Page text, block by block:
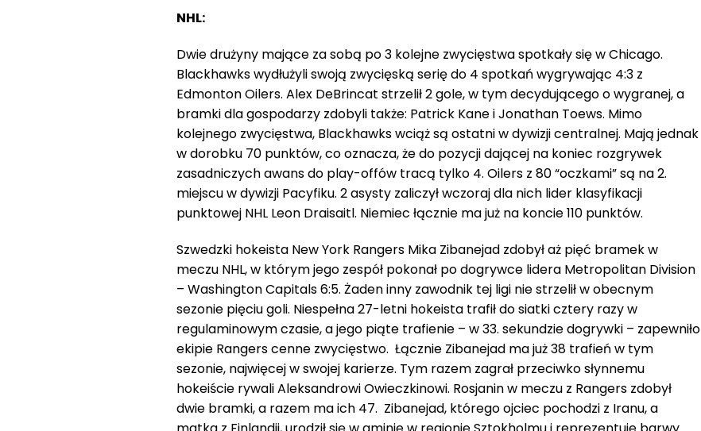
NHL:
Dwie drużyny mające za sobą po 3 kolejne zwycięstwa spotkały się w Chicago.
Blackhawks wydłużyli swoją zwycięską serię do 4 spotkań wygrywając 4:3 z
Edmonton Oilers. Alex DeBrincat strzelił 2 gole, w tym decydującego o wygranej, a
bramki dla gospodarzy zdobyli także: Patrick Kane i Jonathan Toews. Mimo
kolejnego zwycięstwa, Blackhawks wciąż są ostatni w dywizji centralnej. Mają jednak
w dorobku 70 punktów, co oznacza, że do pozycji dającej na koniec rozgrywek
zasadniczych awans do play-offów tracą tylko 4. Oilers z 80 “oczkami” są na 2.
miejscu w dywizji Pacyfiku. 2 asysty zaliczył wczoraj dla nich lider klasyfikacji
punktowej NHL Leon Draisaitl. Niemiec łącznie ma już na koncie 110 punktów.
Szwedzki hokeista New York Rangers Mika Zibanejad zdobył aż pięć bramek w
meczu NHL, w którym jego zespół pokonał po dogrywce lidera Metropolitan Division
– Washington Capitals 6:5. Żaden inny zawodnik tej ligi nie strzelił w obecnym
sezonie pięciu goli. Niespełna 27-letni hokeista trafił do siatki cztery razy w
regulaminowym czasie, a jego piąte trafienie – w 33. sekundzie dogrywki – zapewniło
ekipie Rangers cenne zwycięstwo. Łącznie Zibanejad ma już 38 trafień w tym
sezonie, najwięcej w swojej karierze. Tym razem zagrał przeciwko słynnemu
hokeiście rywali Aleksandrowi Owieczkinowi. Rosjanin w meczu z Rangers zdobył
dwie bramki, a razem ma ich 47. Zibanejad, którego ojciec pochodzi z Iranu, a